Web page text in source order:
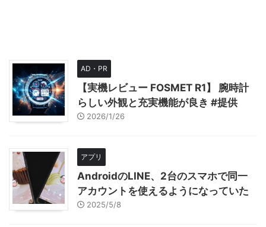
AD・PR
【実機レビュー FOSMET R1】 腕時計
らしい外観と充実機能が良き #提供
2026/1/26
アプリ
AndroidのLINE、2台のスマホで同一
アカウントを使えるようになっていた
2025/5/8